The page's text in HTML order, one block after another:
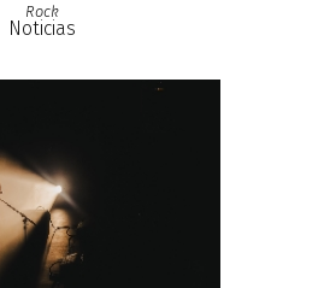
Rock
Noticias